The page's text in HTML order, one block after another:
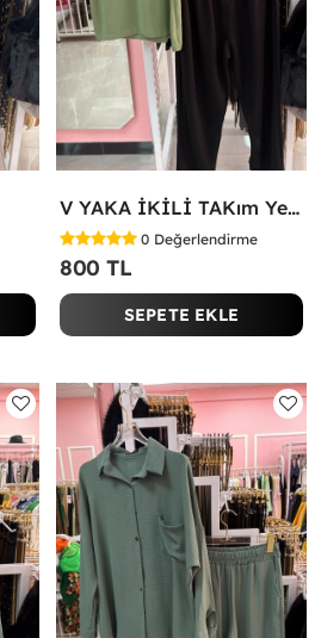
V YAKA İKİLİ TAKım Yeşil
0 Değerlendirme
800 TL
SEPETE EKLE